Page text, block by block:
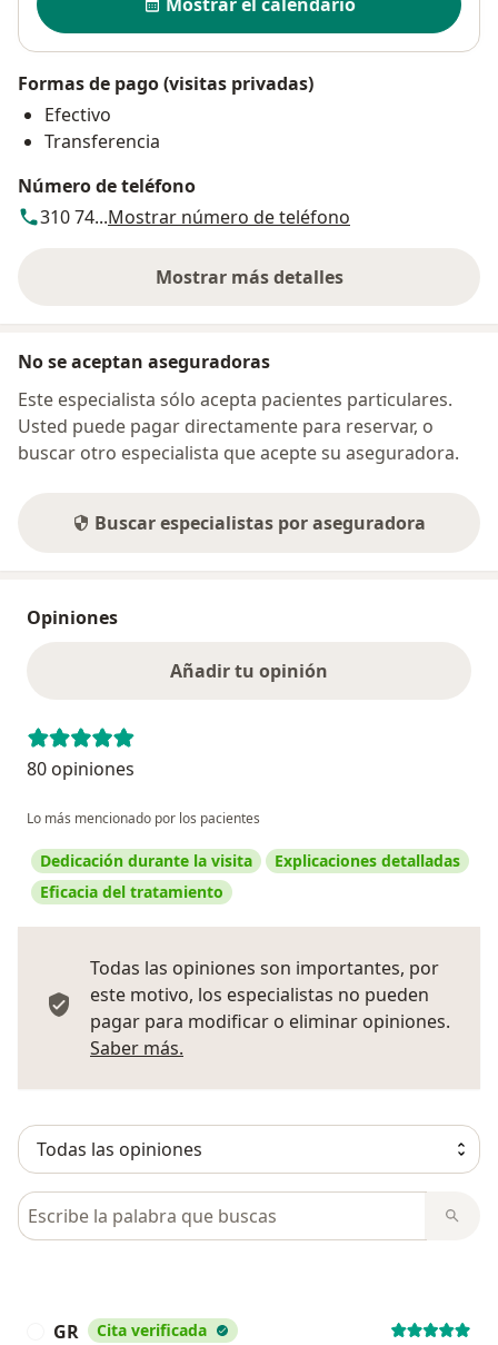
Formas de pago (visitas privadas)
Efectivo
Transferencia
Número de teléfono
310 74...Mostrar número de teléfono
Mostrar más detalles
sobre la dirección
No se aceptan aseguradoras
Este especialista sólo acepta pacientes particulares.
Usted puede pagar directamente para reservar, o
buscar otro especialista que acepte su aseguradora.
Buscar especialistas por aseguradora
Opiniones
Añadir tu opinión
80 opiniones
Lo más mencionado por los pacientes
Dedicación durante la visita
Explicaciones detalladas
Eficacia del tratamiento
Todas las opiniones son importantes, por
este motivo, los especialistas no pueden
pagar para modificar o eliminar opiniones.
Saber más.
Busca en opiniones
GR Cita verificada